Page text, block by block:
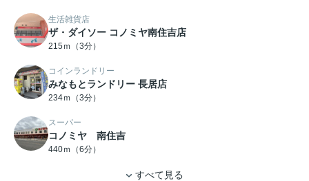
生活雑貨店
ザ・ダイソー コノミヤ南住吉店
215ｍ（3分）
コインランドリー
みなもとランドリー 長居店
234ｍ（3分）
スーパー
コノミヤ 南住吉
440ｍ（6分）
すべて見る